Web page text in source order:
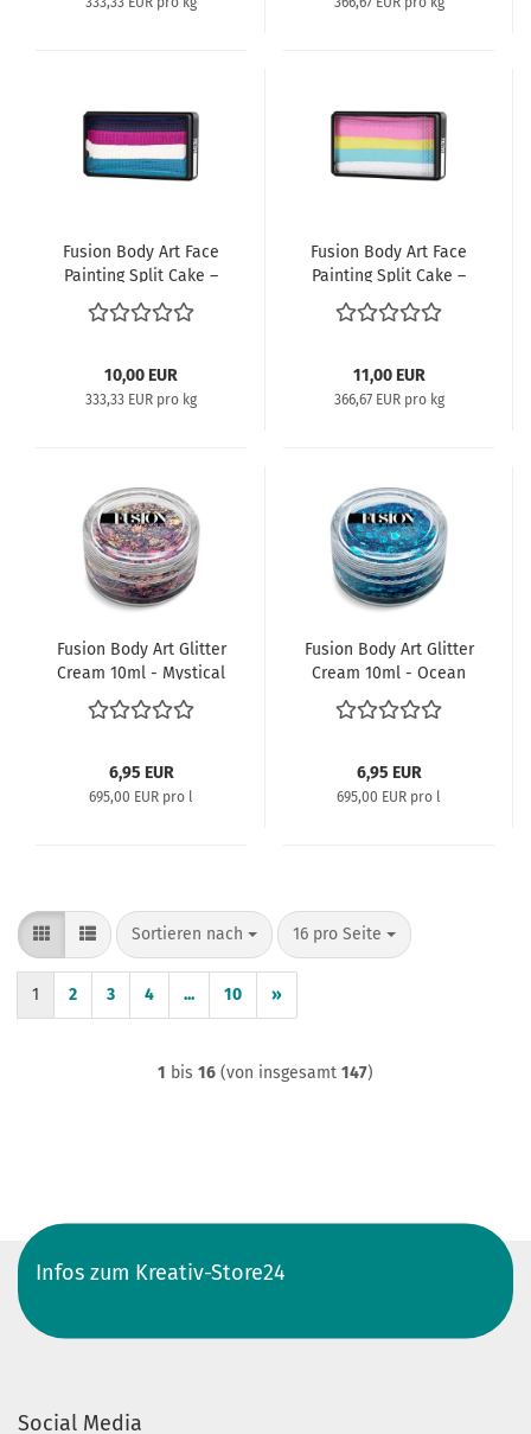
Fusion Body Art Face
Painting Split Cake –
Wild Berry | 30g
10,00 EUR
333,33 EUR pro kg
Fusion Body Art Face
Painting Split Cake –
LODIE UP Cotton Candy
| 30g
11,00 EUR
366,67 EUR pro kg
Fusion Body Art Glitter
Cream 10ml - Mystical
Purple
6,95 EUR
695,00 EUR pro l
Fusion Body Art Glitter
Cream 10ml - Ocean
Dive
6,95 EUR
695,00 EUR pro l
Sortieren nach
Sortieren nach 16 pro Seite
pro Seite
1 2 3 4 ... 10 »
1 bis 16 (von insgesamt 147)
Infos zum Kreativ-Store24
Social Media